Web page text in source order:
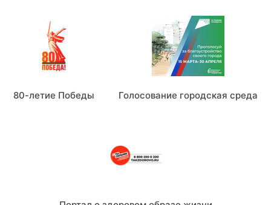
80-летие Победы Голосование городская среда